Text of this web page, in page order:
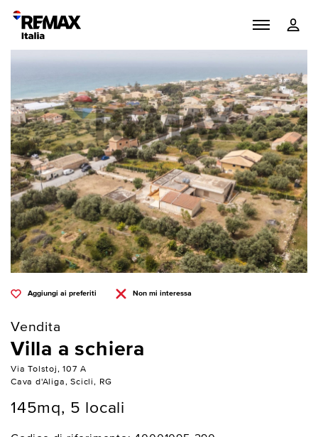
Aggiungi ai preferiti Non mi interessa
Vendita
Villa a schiera
Via Tolstoj, 107 A
Cava d'Aliga, Scicli, RG
145mq, 5 locali